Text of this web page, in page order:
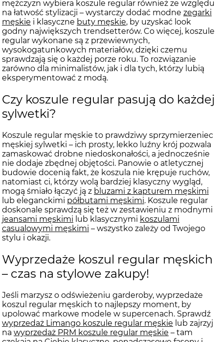
mężczyzn wybiera koszule regular również ze względu
na łatwość stylizacji – wystarczy dodać modne zegarki
męskie i klasyczne buty męskie, by uzyskać look
godny największych trendsetterów. Co więcej, koszule
regular wykonane są z przewiewnych,
wysokogatunkowych materiałów, dzięki czemu
sprawdzają się o każdej porze roku. To rozwiązanie
zarówno dla minimalistów, jak i dla tych, którzy lubią
eksperymentować z modą.
Czy koszule regular pasują do każdej
sylwetki?
Koszule regular męskie to prawdziwy sprzymierzeniec
męskiej sylwetki – ich prosty, lekko luźny krój pozwala
zamaskować drobne niedoskonałości, a jednocześnie
nie dodaje zbędnej objętości. Panowie o atletycznej
budowie docenią fakt, że koszula nie krępuje ruchów,
natomiast ci, którzy wolą bardziej klasyczny wygląd,
mogą śmiało łączyć ją z bluzami z kapturem męskimi
lub eleganckimi półbutami męskimi. Koszule regular
doskonale sprawdzą się też w zestawieniu z modnymi
jeansami męskimi lub klasycznymi koszulami
casualowymi męskimi – wszystko zależy od Twojego
stylu i okazji.
Wyprzedaże koszul regular męskich
– czas na stylowe zakupy!
Jeśli marzysz o odświeżeniu garderoby, wyprzedaże
koszul regular męskich to najlepszy moment, by
upolować markowe modele w supercenach. Sprawdź
wyprzedaż Limango koszule regular męskie lub zajrzyj
na wyprzedaż PRM koszule regular męskie – tam